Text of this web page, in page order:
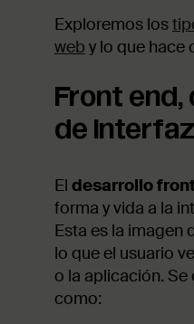
Exploremos los
web y lo que hace
Front end,
de interfaz
El desarrollo
forma y vida a la
Esta es la imagen
lo que el usuario
o la aplicación.
como: